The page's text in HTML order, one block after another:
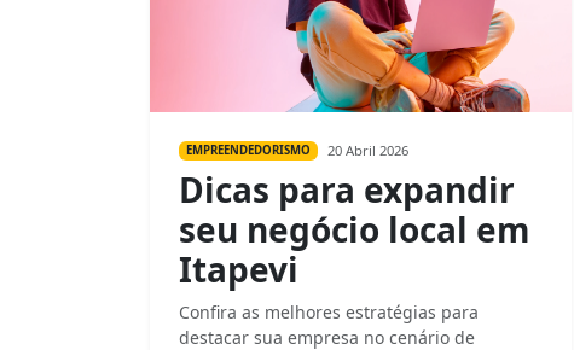
EMPREENDEDORISMO 20 Abril 2026
Dicas para expandir
seu negócio local em
Itapevi
Confira as melhores estratégias para
destacar sua empresa no cenário de